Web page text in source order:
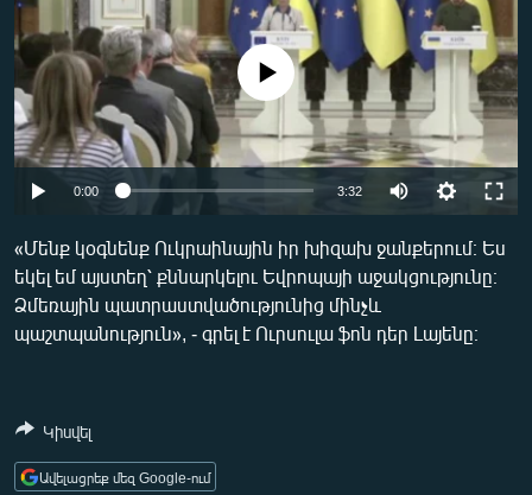
ՂԱՐԱԲԱՂ
ՊԱՏԵՐԱԶՄԻ 6 ՇԱԲԱԹՆԵՐԸ
ՏԱՐԱԾԱՇՐՋԱՆ
ՄԻՋԱԶԳԱՅԻՆ
ՄՇԱԿՈՒՅԹ
ՄԵԿՆԱԲԱՆՈՒԹՅՈՒՆ
ՏՏ ԵՒ ԻՆՏԵՐՆԵՏ
ՏԵՍԱՆՅՈՒԹԵՐ
ԲԱՆԱՎԵՃ
Auto 240p 360p 480p
No media source currently available
0:00 3:32
360p
«Մենք կօգնենք Ուկրաինային իր խիզախ ջանքերում։ Ես
եկել եմ այստեղ՝ քննարկելու Եվրոպայի աջակցությունը։
Ձմեռային պատրաստվածությունից մինչև
պաշտպանություն», - գրել է Ուրսուլա ֆոն դեր Լայենը։
Կիսվել
Ավելացրեք մեզ Google-ում